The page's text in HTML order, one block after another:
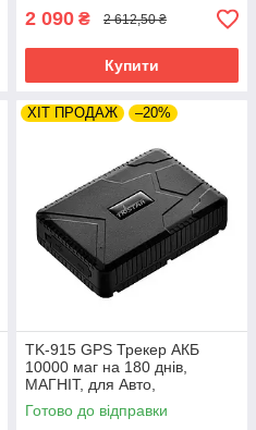
2 090 ₴ 2 612,50 ₴
Купити
ХІТ ПРОДАЖ –20%
TK-915 GPS Трекер АКБ
10000 маг на 180 днів,
МАГНІТ, для Авто,
Автономний, Автомобільний,
TKSTAR
Готово до відправки